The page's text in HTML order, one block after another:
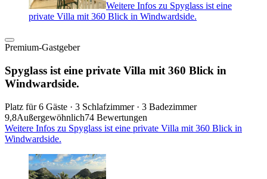
Weitere Infos zu Spyglass ist eine
private Villa mit 360 Blick in Windwardside.
Premium-Gastgeber
Spyglass ist eine private Villa mit 360 Blick in
Windwardside.
Platz für 6 Gäste · 3 Schlafzimmer · 3 Badezimmer
9,8Außergewöhnlich74 Bewertungen
Weitere Infos zu Spyglass ist eine private Villa mit 360 Blick in
Windwardside.